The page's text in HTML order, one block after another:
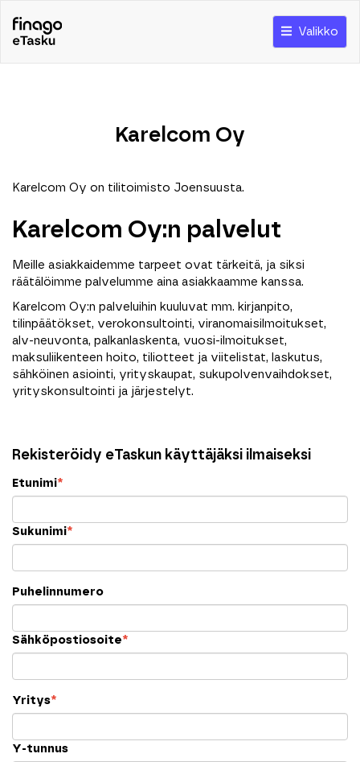
Valikko
Karelcom Oy
Karelcom Oy on tilitoimisto Joensuusta.
Karelcom Oy:n palvelut
Meille asiakkaidemme tarpeet ovat tärkeitä, ja siksi
räätälöimme palvelumme aina asiakkaamme kanssa.
Karelcom Oy:n palveluihin kuuluvat mm. kirjanpito,
tilinpäätökset, verokonsultointi, viranomaisilmoitukset,
alv-neuvonta, palkanlaskenta, vuosi-ilmoitukset,
maksuliikenteen hoito, tiliotteet ja viitelistat, laskutus,
sähköinen asiointi, yrityskaupat, sukupolvenvaihdokset,
yrityskonsultointi ja järjestelyt.
Rekisteröidy eTaskun käyttäjäksi ilmaiseksi
Etunimi*
Sukunimi*
Puhelinnumero
Sähköpostiosoite*
Yritys*
Y-tunnus